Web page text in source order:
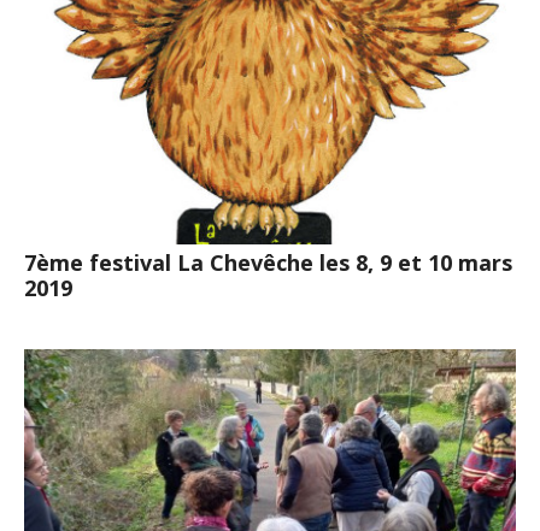
7ème festival La Chevêche les 8, 9 et 10 mars
2019